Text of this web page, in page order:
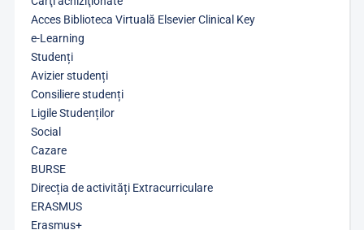
Acces Biblioteca Virtuală Elsevier Clinical Key
e-Learning
Studenți
Avizier studenți
Consiliere studenți
Ligile Studenților
Social
Cazare
BURSE
Direcția de activități Extracurriculare
ERASMUS
Erasmus+